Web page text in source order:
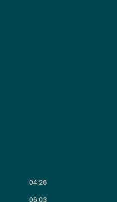
04:26
06:03